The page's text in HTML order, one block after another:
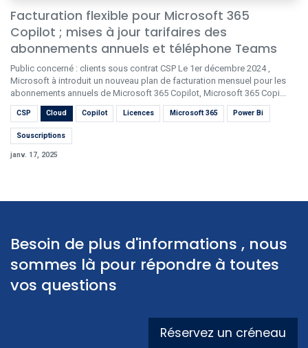
Facturation flexible pour Microsoft 365
Copilot ; mises à jour tarifaires des
abonnements annuels et téléphone Teams
Public concerné : clients sous contrat CSP Le 1er décembre 2024 ,
Microsoft à introduit un nouveau plan de facturation mensuel pour les
abonnements annuels de Microsoft 365 Copilot, Microsoft 365 Copi...
CSP Cloud Copilot Licences Microsoft 365 Power Bi
Souscriptions
janv. 17, 2025
Besoin de plus d'informations , nous
sommes là pour répondre à toutes
vos questions
Réservez un créneau